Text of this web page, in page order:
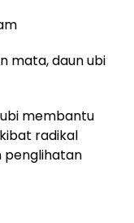
mata, daun ubi
membantu
radikal
penglihatan